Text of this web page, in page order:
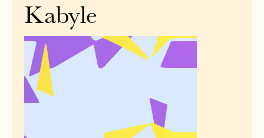
Kabyle